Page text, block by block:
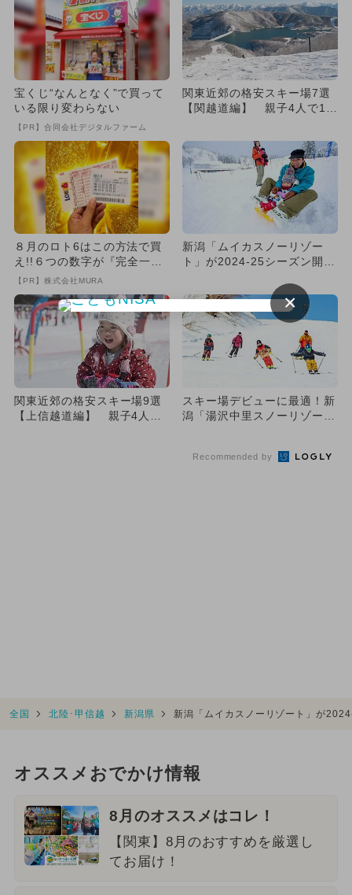
宝くじ“なんとなく”で買って
いる限り変わらない
【PR】合同会社デジタルファーム
関東近郊の格安スキー場7選
【関越道編】 親子4人で1万
８月のロト6はこの方法で買
え!!６つの数字が『完全一
致』する方法
【PR】株式会社MURA
新潟「ムイカスノーリゾー
ト」が2024-25シーズン開
ト...
関東近郊の格安スキー場9選
【上信越道編】 親子4人で1
スキー場デビューに最適！新
潟「湯沢中里スノーリゾー
Recommended by
全国 北陸･甲信越 新潟県 新潟「ムイカスノーリゾート」が
オススメおでかけ情報
8月のオススメはコレ！
【関東】8月のおすすめを厳選し
てお届け！
×